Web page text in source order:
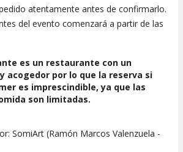
atentamente antes de confirmarlo.
del evento comenzará a partir de las
es un restaurante con un
acogedor por lo que la reserva si
es imprescindible, ya que las
son limitadas.
SomiArt (Ramón Marcos Valenzuela -